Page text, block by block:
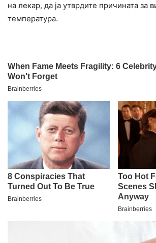
на лекар, да ја утврдите причината за
температура.